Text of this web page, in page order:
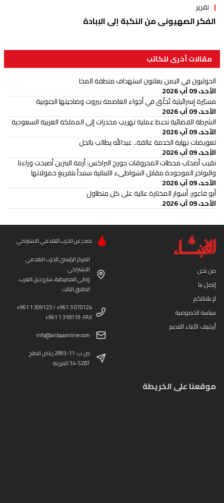
تقرير
الفكر الصهيوني من النكبة إلى الإبادة
مقالات أخرى للكاتب
الحوثيون في اليمن يعلنون استهداف منطقة المخا
الأحد، 09 آب 2026
مسيّرة إسرائيلية تُحلّق في أجواء العاصمة بيروت وضاحيتها الجنوبية
الأحد، 09 آب 2026
الشرطة القضائية تحبط عملية تهريب مخدرات إلى المملكة العربية السعودية
الأحد، 09 آب 2026
تعويضات نهاية الخدمة عالقة.. عبدالله يطالب بالحل
الأحد، 09 آب 2026
نقيب أصحاب محطات المحروقات جورج البراكس: أزمة البنزين أصبحت وراءنا
والبواخر الموجودة مقابل الشواطىء اللبنانية ستبدأ بتفريغ حمولاتها
الأحد، 09 آب 2026
أبو فاعور: أسوار المختارة عالية على كل متطاول
الأحد، 09 آب 2026
من نحن
إتصل بنا
لإعلاناتكم
سياسة الخصوصية
أرشيف الأنباء القديم
تصدر عن الحزب التقدمي الاشتراكي
المركز الرئيسي للحزب التقدمي
الاشتراكي
وطى المصيطبة، شارع جبل العرب،
الطابق الثالث
+961 1 309123 / +961 3 070124
+961 1 318119 :FAX
info@anbaaonline.com
ص.ب: 11-2893 رياض الصلح
14-5287 المزرعة
موقعنا على الخريطة